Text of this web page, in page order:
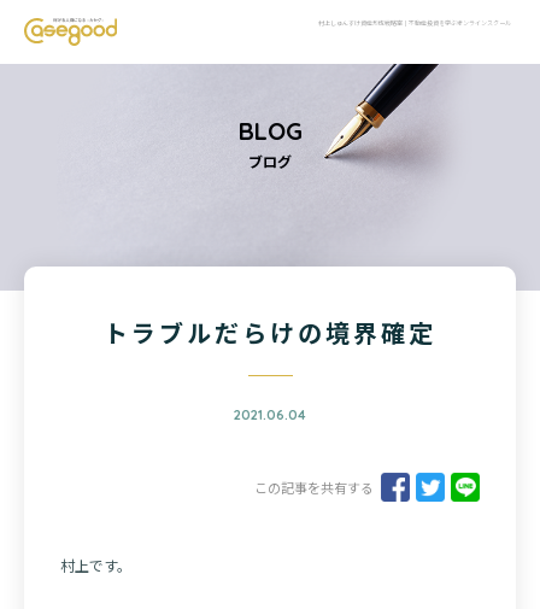
村上しゅんすけ資産形成戦略室｜不動産投資を学ぶオンラインスクール
BLOG
ブログ
トラブルだらけの境界確定
2021.06.04
この記事を共有する
村上です。